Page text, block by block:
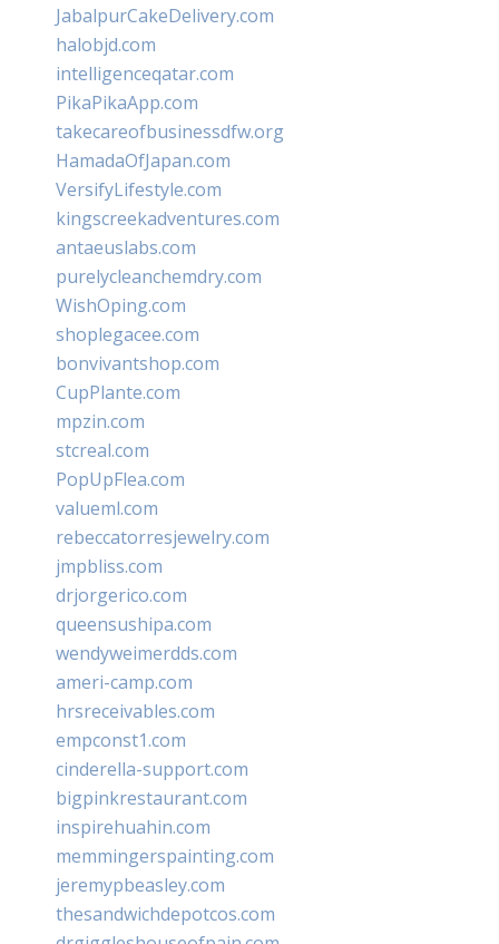
JabalpurCakeDelivery.com
halobjd.com
intelligenceqatar.com
PikaPikaApp.com
takecareofbusinessdfw.org
HamadaOfJapan.com
VersifyLifestyle.com
kingscreekadventures.com
antaeuslabs.com
purelycleanchemdry.com
WishOping.com
shoplegacee.com
bonvivantshop.com
CupPlante.com
mpzin.com
stcreal.com
PopUpFlea.com
valueml.com
rebeccatorresjewelry.com
jmpbliss.com
drjorgerico.com
queensushipa.com
wendyweimerdds.com
ameri-camp.com
hrsreceivables.com
empconst1.com
cinderella-support.com
bigpinkrestaurant.com
inspirehuahin.com
memmingerspainting.com
jeremypbeasley.com
thesandwichdepotcos.com